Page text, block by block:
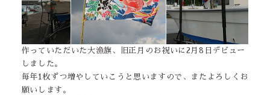
作っていただいた大漁旗、旧正月のお祝いに2月8日デビュー
しました。
毎年1枚ずつ増やしていこうと思いますので、またよろしくお
願いします。